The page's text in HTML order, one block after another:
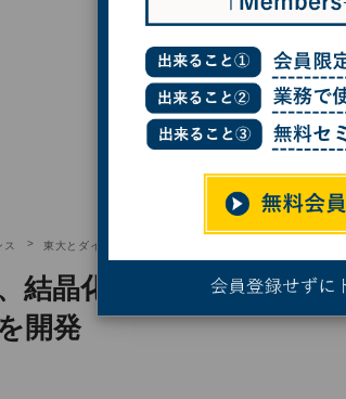
ス 東大とダイセル、結晶化なしでX線構造解析を行える次世
結晶化なしでX線構造解
開発